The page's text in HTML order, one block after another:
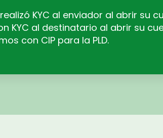
KYC al enviador al abrir su
KYC al destinatario al abrir su
con CIP para la PLD.